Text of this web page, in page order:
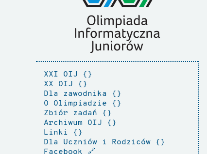
XXI OIJ
XX OIJ
Dla zawodnika
O Olimpiadzie
Zbiór zadań
Archiwum OIJ
Linki
Dla Uczniów i Rodziców
Facebook 🔗